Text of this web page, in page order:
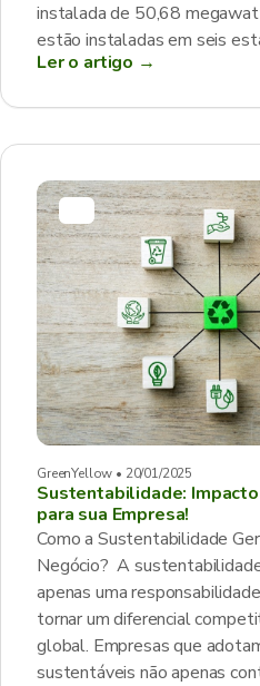
instalada de 50,68
estão instaladas em seis
Ler o artigo →
GreenYellow • 20/01/2025
Sustentabilidade:
para sua Empresa!
Como a Sustentabilidade
Negócio? A
apenas uma
tornar um diferencial
global. Empresas que
sustentáveis não apenas